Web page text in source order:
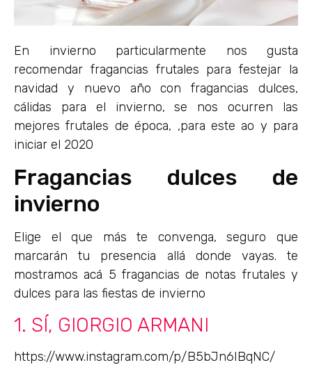
En invierno particularmente nos gusta
recomendar fragancias frutales para festejar la
navidad y nuevo año con fragancias dulces,
cálidas para el invierno, se nos ocurren las
mejores frutales de época, ,para este ao y para
iniciar el 2020
Fragancias dulces de
invierno
Elige el que más te convenga, seguro que
marcarán tu presencia allá donde vayas. te
mostramos acá 5 fragancias de notas frutales y
dulces para las fiestas de invierno
1. SÍ, GIORGIO ARMANI
https://www.instagram.com/p/B5bJn6IBqNC/